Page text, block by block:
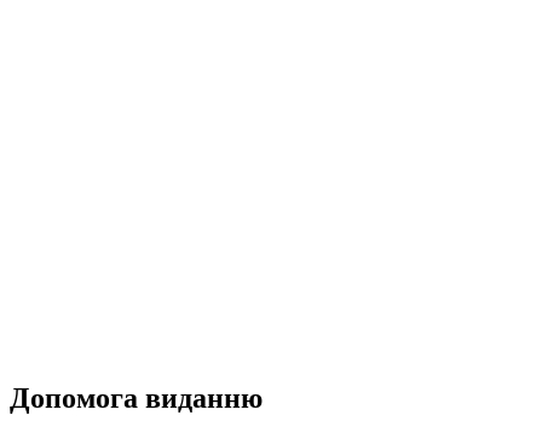
Допомога виданню